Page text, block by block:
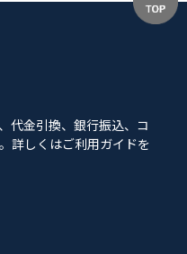
代金引換、銀行振込、コ
詳しくはご利用ガイドを